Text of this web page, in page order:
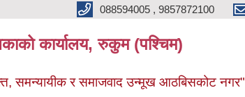
088594005 , 9857872100
कार्यालय, रुकुम (पश्चिम)
समन्यायीक र समाजवाद उन्मूख आठबिसकोट नगर"